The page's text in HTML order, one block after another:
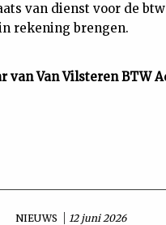
van dienst voor de
rekening brengen.
van Van Vilsteren BTW
NIEUWS 12 juni 2026